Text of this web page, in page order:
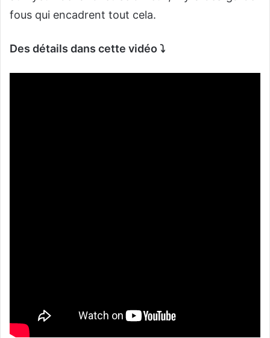
fous qui encadrent tout cela.
Des détails dans cette vidéo ⤵️